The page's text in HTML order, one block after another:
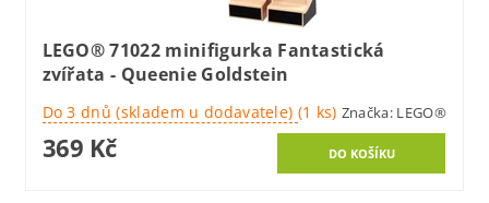
LEGO® 71022 minifigurka Fantastická
zvířata - Queenie Goldstein
Do 3 dnů (skladem u dodavatele) (1 ks) Značka: LEGO®
369 Kč